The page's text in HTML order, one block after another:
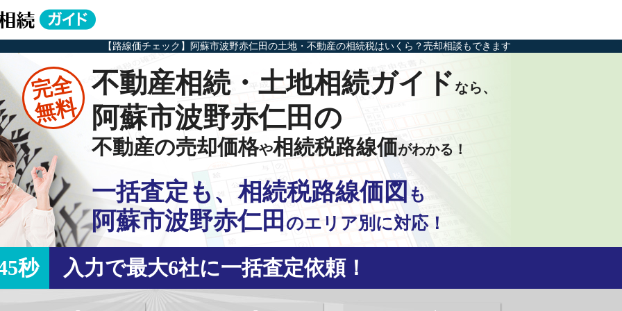
【路線価チェック】阿蘇市波野赤仁田の土地・不動産の相続税はいくら？売却相談もできます
完全
無料
不動産相続・土地相続ガイドなら、
阿蘇市波野赤仁田の
不動産の売却価格や相続税路線価がわかる！
一括査定も、相続税路線価図 も
阿蘇市波野赤仁田 のエリア別に対応！
秒 入力で最大6社に一括査定依頼！